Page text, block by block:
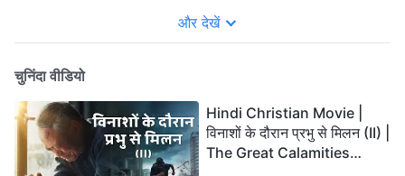
और देखें
चुनिंदा वीडियो
Hindi Christian Movie |
विनाशों के दौरान प्रभु से मिलन (II) |
The Great Calamities